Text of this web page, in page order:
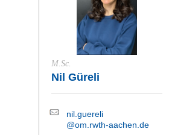
M.Sc.
Nil Güreli
nil.guereli
@om.rwth-aachen.de